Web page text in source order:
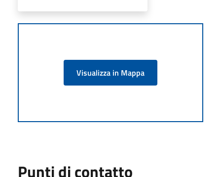
Visualizza in Mappa
Punti di contatto